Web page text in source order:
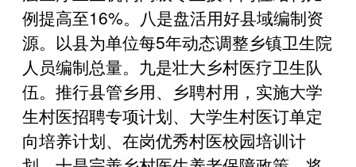
例提高至16%。八是盘活用好县域编制资
源。以县为单位每5年动态调整乡镇卫生院
人员编制总量。九是壮大乡村医疗卫生队
伍。推行县管乡用、乡聘村用，实施大学
生村医招聘专项计划、大学生村医订单定
向培养计划、在岗优秀村医校园培训计